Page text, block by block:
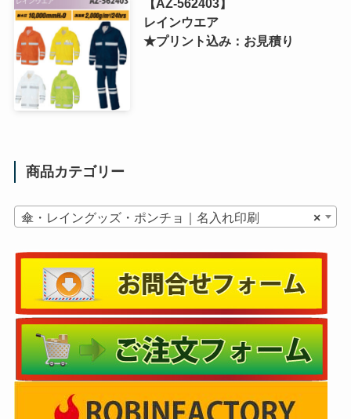
【AZ-562403】
レインウエア
★プリント込み：お見積り
商品カテゴリー
×
傘・レイングッズ・ポンチョ｜名入れ印刷